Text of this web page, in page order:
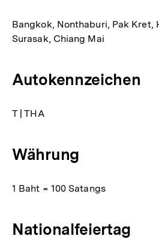
Bangkok, Nonthaburi, Pak Kret,
Surasak, Chiang Mai
Autokennzeichen
T | THA
Währung
1 Baht = 100 Satangs
Nationalfeiertag